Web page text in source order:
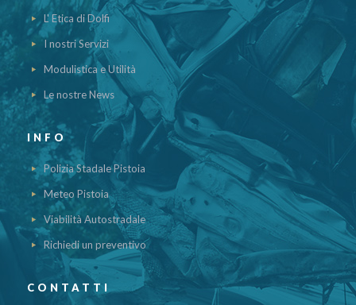
L' Etica di Dolfi
I nostri Servizi
Modulistica e Utilità
Le nostre News
INFO
Polizia Stadale Pistoia
Meteo Pistoia
Viabilità Autostradale
Richiedi un preventivo
CONTATTI